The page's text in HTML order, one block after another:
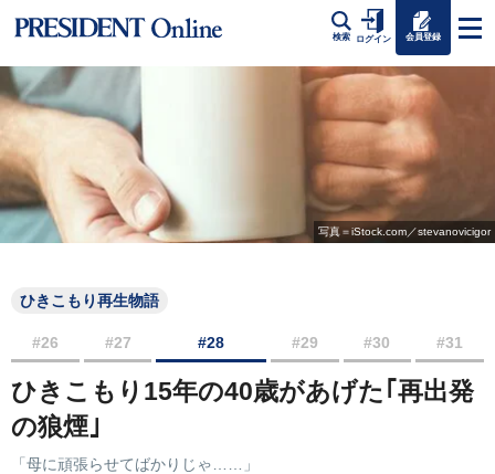
検索 ログイン 会員登録
写真＝iStock.com／stevanovicigor
ひきこもり再生物語
#26 #27 #28 #29 #30 #31
ひきこもり15年の40歳があげた｢再出発
の狼煙｣
「母に頑張らせてばかりじゃ……」